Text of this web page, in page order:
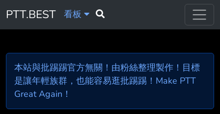
PTT.BEST 看板
本站與批踢踢官方無關！由粉絲整理製作！目標
是讓年輕族群，也能容易逛批踢踢！Make PTT
Great Again！